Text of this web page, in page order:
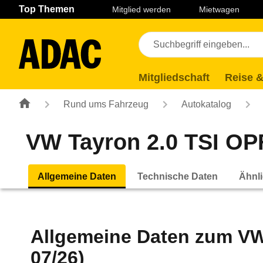
Navigation Seiteninhalt Fußzeile
Top Themen Mitglied werden Mietwagen
Mitgliedschaft Reise
Rund ums Fahrzeug Autokatalog
VW Tayron 2.0 TSI
Allgemeine Daten Technische Daten
Allgemeine Daten zum
07/26)